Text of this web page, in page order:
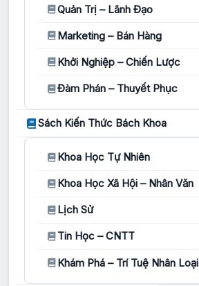
Quản Trị – Lãnh Đạo
Marketing – Bán Hàng
Khởi Nghiệp – Chiến Lược
Đàm Phán – Thuyết Phục
Sách Kiến Thức Bách Khoa
Khoa Học Tự Nhiên
Khoa Học Xã Hội – Nhân Văn
Lịch Sử
Tin Học – CNTT
Khám Phá – Trí Tuệ Nhân Loại